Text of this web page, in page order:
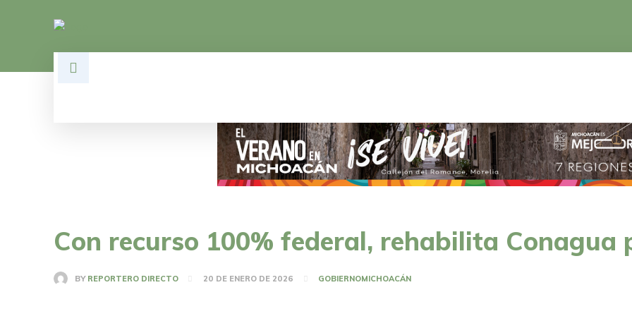
Con recurso 100% federal, rehabilita Conagua
BY REPORTERO DIRECTO 20 DE ENERO DE 2026 GOBIERNOMICHOACÁN